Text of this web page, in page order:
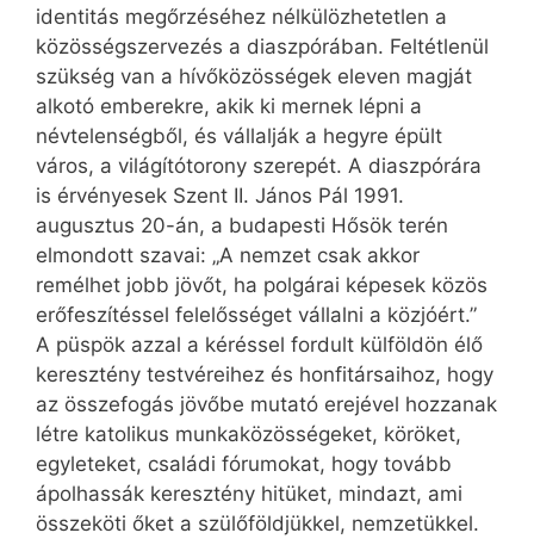
identitás megőrzéséhez nélkülözhetetlen a
közösségszervezés a diaszpórában. Feltétlenül
szükség van a hívőközösségek eleven magját
alkotó emberekre, akik ki mernek lépni a
névtelenségből, és vállalják a hegyre épült
város, a világítótorony szerepét. A diaszpórára
is érvényesek Szent II. János Pál 1991.
augusztus 20-án, a budapesti Hősök terén
elmondott szavai: „A nemzet csak akkor
remélhet jobb jövőt, ha polgárai képesek közös
erőfeszítéssel felelősséget vállalni a közjóért.”
A püspök azzal a kéréssel fordult külföldön élő
keresztény testvéreihez és honfitársaihoz, hogy
az összefogás jövőbe mutató erejével hozzanak
létre katolikus munkaközösségeket, köröket,
egyleteket, családi fórumokat, hogy tovább
ápolhassák keresztény hitüket, mindazt, ami
összeköti őket a szülőföldjükkel, nemzetükkel.